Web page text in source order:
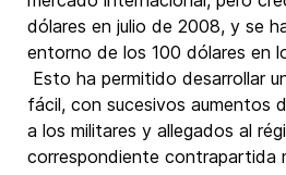
dólares en julio de 2008, y se
entorno de los 100 dólares en
Esto ha permitido desarrollar
fácil, con sucesivos aumentos
a los militares y allegados al
correspondiente contrapartida